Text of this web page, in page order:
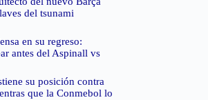
del tsunami
en su regreso:
antes del Aspinall vs
su posición contra
que la Conmebol lo